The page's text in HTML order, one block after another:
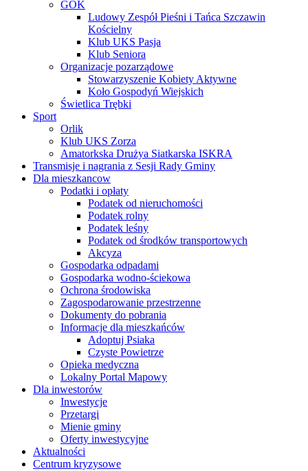
GOK
Ludowy Zespół Pieśni i Tańca Szczawin
Kościelny
Klub UKS Pasja
Klub Seniora
Organizacje pozarządowe
Stowarzyszenie Kobiety Aktywne
Koło Gospodyń Wiejskich
Świetlica Trębki
Sport
Orlik
Klub UKS Zorza
Amatorkska Drużya Siatkarska ISKRA
Transmisje i nagrania z Sesji Rady Gminy
Dla mieszkancow
Podatki i opłaty
Podatek od nieruchomości
Podatek rolny
Podatek leśny
Podatek od środków transportowych
Akcyza
Gospodarka odpadami
Gospodarka wodno-ściekowa
Ochrona środowiska
Zagospodarowanie przestrzenne
Dokumenty do pobrania
Informacje dla mieszkańców
Adoptuj Psiaka
Czyste Powietrze
Opieka medyczna
Lokalny Portal Mapowy
Dla inwestorów
Inwestycje
Przetargi
Mienie gminy
Oferty inwestycyjne
Aktualności
Centrum kryzysowe